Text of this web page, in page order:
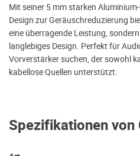
Spezifikationen von
Mit seiner 5 mm starken
Design zur Geräuschreduzierung
eine überragende Leistung,
langlebiges Design. Perfekt für
Vorverstärker suchen, der sowohl
kabellose Quellen unterstützt.